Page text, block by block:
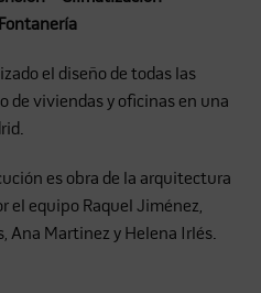
el diseño de todas las
de viviendas y oficinas en una
es obra de la arquitectura
el equipo Raquel Jiménez,
Ana Martinez y Helena Irlés.